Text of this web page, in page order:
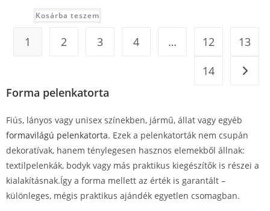
Kosárba teszem
1 2 3 4 … 12
13
14
Forma pelenkatorta
Fiús, lányos vagy unisex színekben, jármű, állat vagy egyéb
formavilágú pelenkatorta. Ezek a pelenkatorták nem csupán
dekoratívak, hanem ténylegesen hasznos elemekből állnak:
textilpelenkák, bodyk vagy más praktikus kiegészítők is részei a
kialakításnak.Így a forma mellett az érték is garantált –
különleges, mégis praktikus ajándék egyetlen csomagban.